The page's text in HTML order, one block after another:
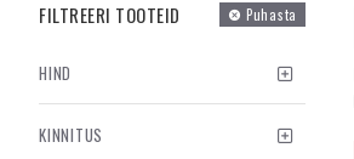
FILTREERI TOOTEID Puhasta
HIND
KINNITUS